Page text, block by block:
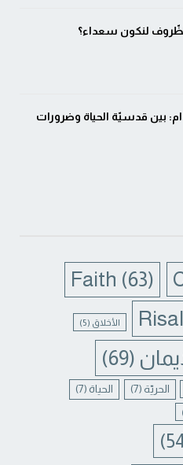
لنكون سعداء؟
بين قدسيّة الحياة وضرورات
Faith (63)
الأخلاق (5)
(69)
الحريّة (7) الحياة (7)